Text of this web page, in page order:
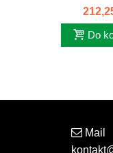
42 3-
Do
Mail